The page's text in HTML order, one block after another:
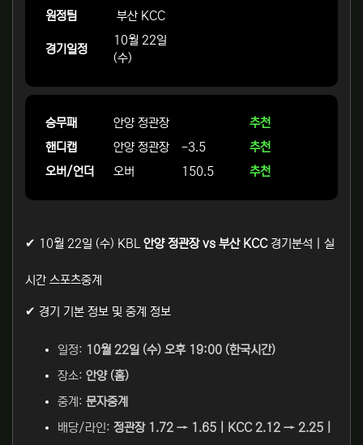
원정팀
부산 KCC
경기일정
10월 22일
(수)
승무패 안양 정관장
추천
핸디캡
안양 정관장 -3.5
추천
오버/언더
오버 150.5 추천
✔ 10월 22일 (수) KBL 안양 정관장 vs 부산 KCC경기분석 | 실
시간 스포츠중계
✔ 경기 기본 정보 및 중계 정보
일정: 10월 22일 (수) 오후 19:00 (한국시간)
장소: 안양 (홈)
중계: 문자중계
배당/라인: 정관장 1.72 → 1.65 | KCC 2.12 → 2.25 |